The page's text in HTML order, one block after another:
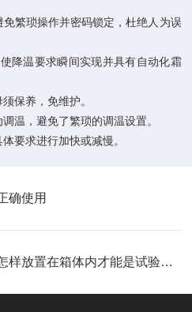
繁琐操作并密码锁定，杜绝人为误
温要求瞬间实现并具有自动化霜
保养，免维护。
，避免了繁琐的调温设置。
求进行加快或减慢。
确使用
盐雾试验样品怎样放置在箱体内才能是试验更加